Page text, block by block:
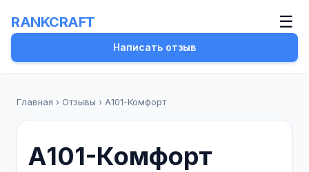
RANKCRAFT ☰
Написать отзыв
Главная › Отзывы › А101-Комфорт
А101-Комфорт